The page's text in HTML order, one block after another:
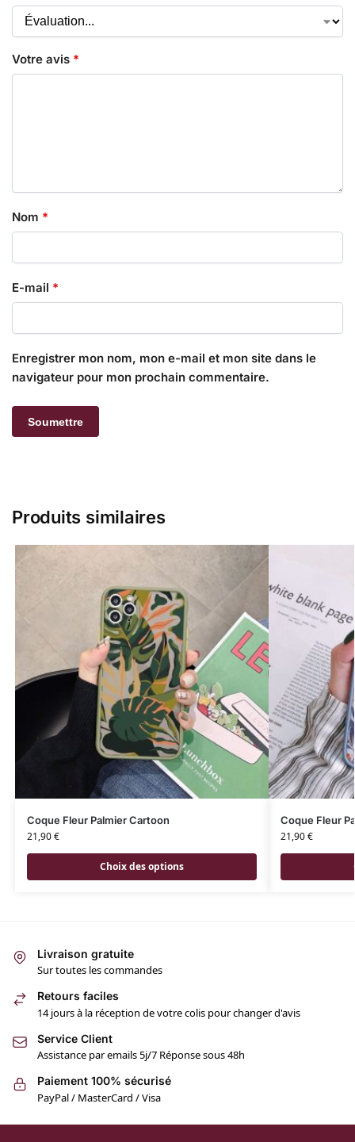
Votre avis *
Nom *
E-mail *
Enregistrer mon nom, mon e-mail et mon site dans le
navigateur pour mon prochain commentaire.
Produits similaires
Coque Fleur Palmier Cartoon
21,90€
Choix des options
Coque Fleur
21,90€
Livraison gratuite
Sur toutes les commandes
Retours faciles
14 jours à la réception de votre colis pour changer d'avis
Service Client
Assistance par emails 5j/7 Réponse sous 48h
Paiement 100% sécurisé
PayPal / MasterCard / Visa